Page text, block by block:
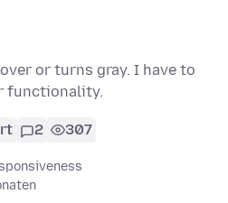
or turns gray. I have to
functionality.
2 307